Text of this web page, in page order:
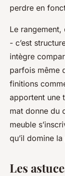
perdre en
Le rangement,
- c’est
intègre
parfois même
finitions
apportent une
mat donne du
meuble
qu’il domine
Les